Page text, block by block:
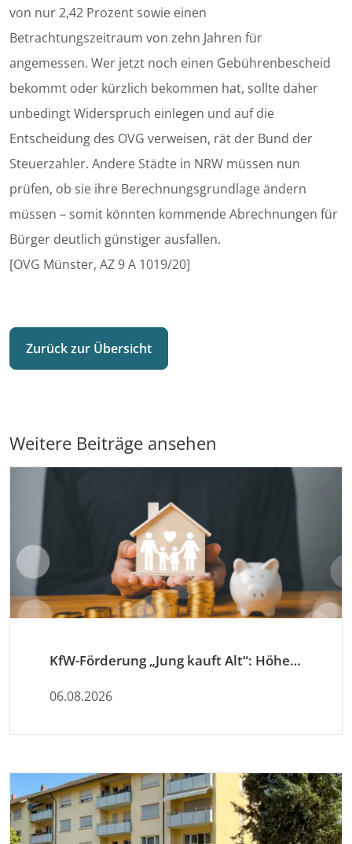
von nur 2,42 Prozent sowie einen
Betrachtungszeitraum von zehn Jahren für
angemessen. Wer jetzt noch einen Gebührenbescheid
bekommt oder kürzlich bekommen hat, sollte daher
unbedingt Widerspruch einlegen und auf die
Entscheidung des OVG verweisen, rät der Bund der
Steuerzahler. Andere Städte in NRW müssen nun
prüfen, ob sie ihre Berechnungsgrundlage ändern
müssen – somit könnten kommende Abrechnungen für
Bürger deutlich günstiger ausfallen.
[OVG Münster, AZ 9 A 1019/20]
Zurück zur Übersicht
Weitere Beiträge ansehen
KfW-Förderung „Jung kauft Alt“: Höhere Kredite ab August 2026
06.08.2026